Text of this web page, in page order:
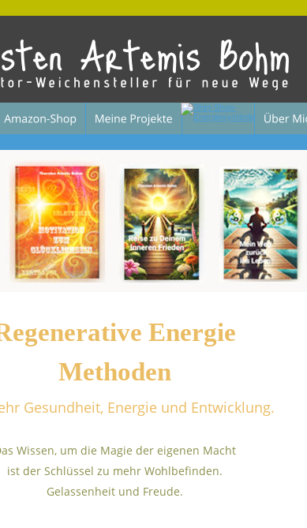
Energie
Methoden
Gesundheit, Energie und Entwicklung.
Wissen, um die Magie der eigenen Macht
ist der Schlüssel zu mehr Wohlbefinden.
Gelassenheit und Freude.